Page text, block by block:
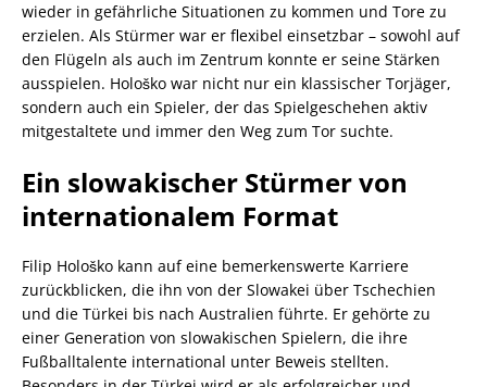
wieder in gefährliche Situationen zu kommen und Tore zu
erzielen. Als Stürmer war er flexibel einsetzbar – sowohl auf
den Flügeln als auch im Zentrum konnte er seine Stärken
ausspielen. Hološko war nicht nur ein klassischer Torjäger,
sondern auch ein Spieler, der das Spielgeschehen aktiv
mitgestaltete und immer den Weg zum Tor suchte.
Ein slowakischer Stürmer von
internationalem Format
Filip Hološko kann auf eine bemerkenswerte Karriere
zurückblicken, die ihn von der Slowakei über Tschechien
und die Türkei bis nach Australien führte. Er gehörte zu
einer Generation von slowakischen Spielern, die ihre
Fußballtalente international unter Beweis stellten.